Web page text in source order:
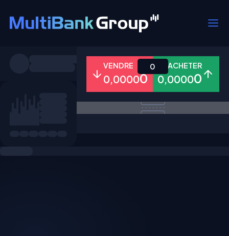
Tous Forex Métaux Actions
VENDRE
0,00000
ACHETER
0,00000
0